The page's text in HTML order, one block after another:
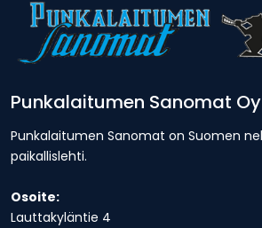
Punkalaitumen Sanomat Oy
Punkalaitumen Sanomat on Suomen
paikallislehti.
Osoite:
Lauttakyläntie 4